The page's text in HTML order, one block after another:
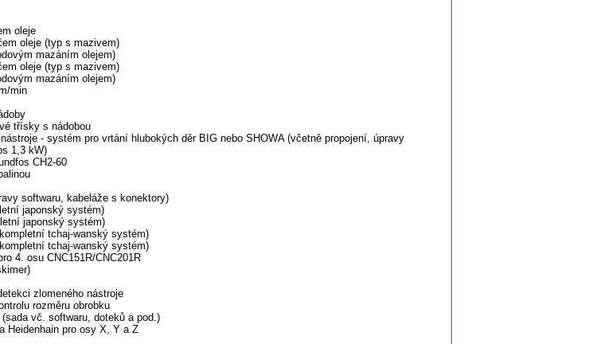
oleje
oleje (typ s mazivem)
mazáním olejem)
oleje (typ s mazivem)
mazáním olejem)
min
třísky s nádobou
- systém pro vrtání hlubokých děr BIG nebo SHOWA (včetně propojení, úpravy
1,3 kW)
CH2-60
softwaru, kabeláže s konektory)
japonský systém)
japonský systém)
tchaj-wanský systém)
tchaj-wanský systém)
4. osu CNC151R/CNC201R
zlomeného nástroje
rozměru obrobku
vč. softwaru, doteků a pod.)
Heidenhain pro osy X, Y a Z